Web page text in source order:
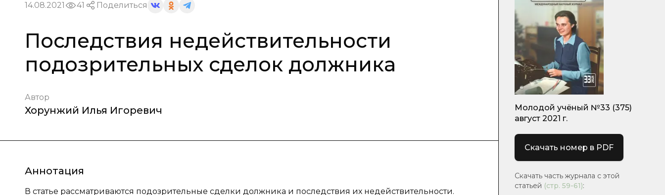
14.08.2021 41 Поделиться
Последствия недействительности
подозрительных сделок должника
Автор
Хорунжий Илья Игоревич
Аннотация
В статье рассматриваются подозрительные сделки должника и последствия их недействительности.
Молодой учёный №33 (375)
август 2021 г.
Скачать номер в PDF
Скачать часть журнала с этой
статьей (стр. 59-61):